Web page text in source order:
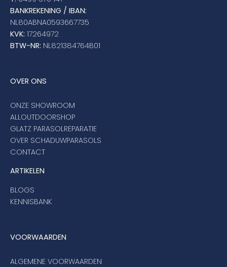
BANKREKENING / IBAN:
NL80ABNA0593667735
KVK: 17264972
BTW-NR: NL821384764B01
OVER ONS
ONZE SHOWROOM
ALLOUTDOORSHOP
GLATZ PARASOLREPARATIE
OVER SCHADUWPARASOLS
CONTACT
ARTIKELEN
BLOGS
KENNISBANK
VOORWAARDEN
ALGEMENE VOORWAARDEN